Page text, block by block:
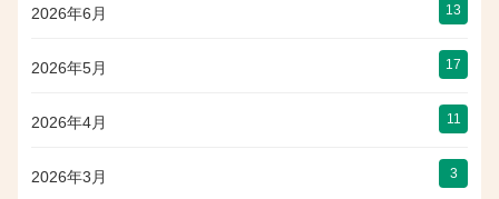
2026年6月 13
2026年5月 17
2026年4月 11
2026年3月 3